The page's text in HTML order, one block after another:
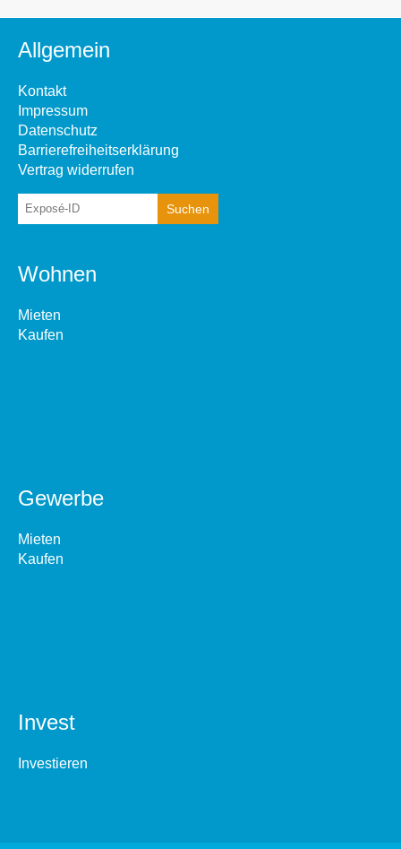
Allgemein
Kontakt
Impressum
Datenschutz
Barrierefreiheitserklärung
Vertrag widerrufen
Wohnen
Mieten
Kaufen
Gewerbe
Mieten
Kaufen
Invest
Investieren